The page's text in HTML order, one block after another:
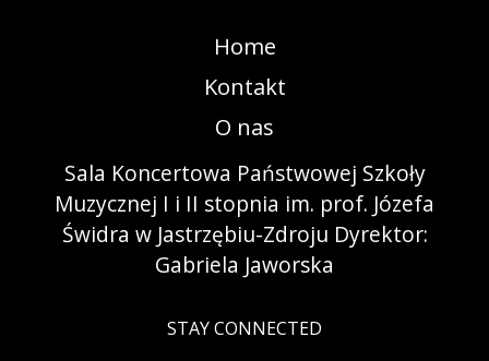
Home
Kontakt
O nas
Sala Koncertowa Państwowej Szkoły
Muzycznej I i II stopnia im. prof. Józefa
Świdra w Jastrzębiu-Zdroju Dyrektor:
Gabriela Jaworska
STAY CONNECTED